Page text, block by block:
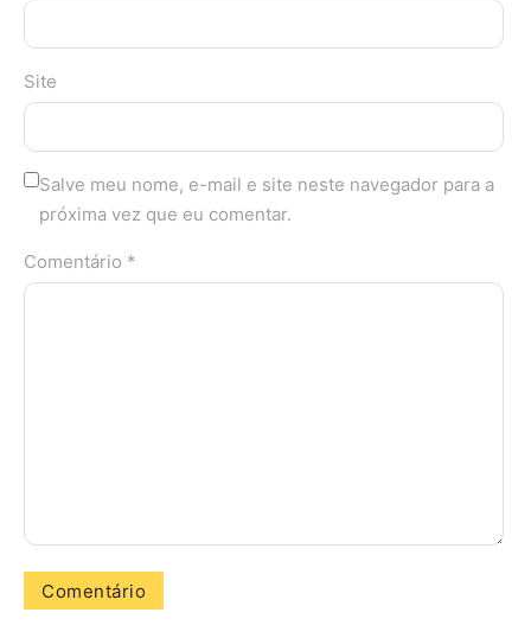
Site
Salve meu nome, e-mail e site neste navegador para a
próxima vez que eu comentar.
Comentário *